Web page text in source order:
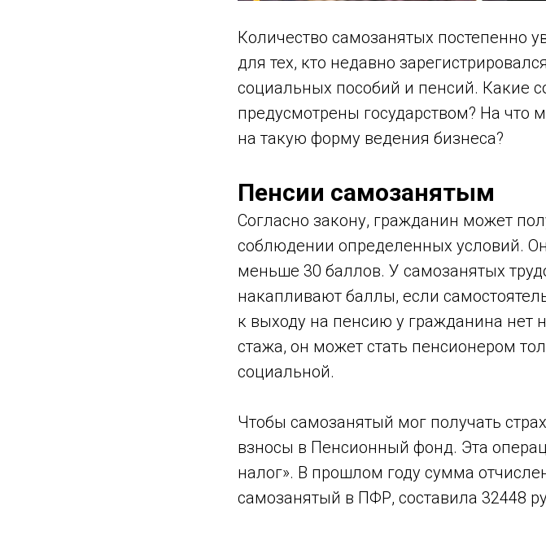
Количество самозанятых постепенно
для тех, кто недавно
социальных пособий и пенсий. Какие
предусмотрены государством? На что
на такую форму ведения бизнеса?
Пенсии самозанятым
Согласно закону, гражданин может
соблюдении определенных условий.
меньше 30 баллов. У самозанятых
накапливают баллы, если
к выходу на пенсию у гражданина нет
стажа, он может стать пенсионером
социальной.
Чтобы самозанятый мог получать
взносы в Пенсионный фонд. Эта
налог». В прошлом году сумма
самозанятый в ПФР, составила 32448